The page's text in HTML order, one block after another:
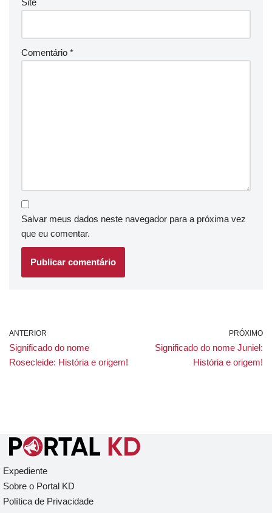
Site
Comentário *
Salvar meus dados neste navegador para a próxima vez
que eu comentar.
ANTERIOR
Significado do nome
Rosecleide: História e origem!
PRÓXIMO
Significado do nome Juniel:
História e origem!
Expediente
Sobre o Portal KD
Política de Privacidade